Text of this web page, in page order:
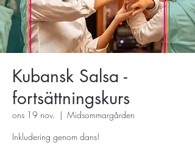
Kubansk Salsa -
fortsättningskurs
ons 19 nov.
  |
Midsommargården
Inkludering genom dans!